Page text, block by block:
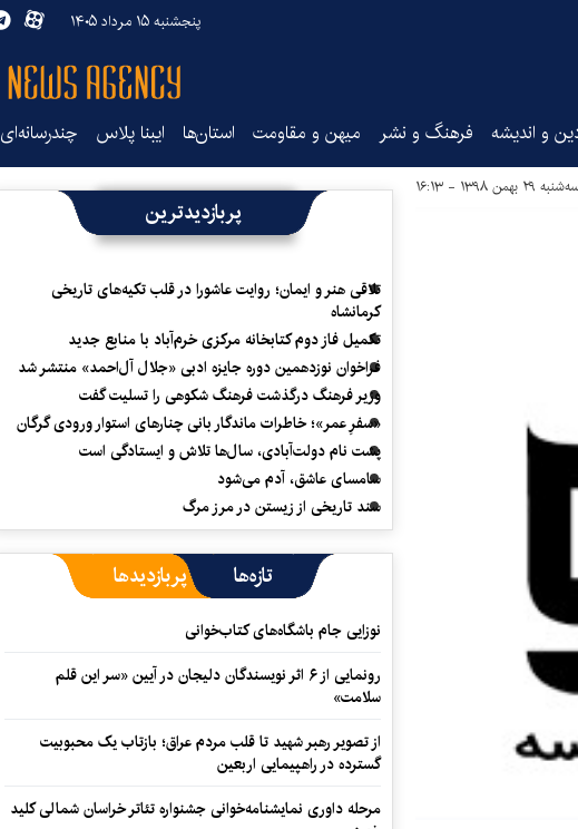
پنجشنبه ۱۵ مرداد ۱۴۰۵
و اندیشه فرهنگ و نشر میهن و مقاومت استان‌ها ایبنا پلاس چندرسانه‌ای
۲۹ بهمن ۱۳۹۸ - ۱۶:۱۳
پربازدیدترین
تلاقی هنر و ایمان؛ روایت عاشورا در قلب تکیه‌های تاریخی
کرمانشاه
تکمیل فاز دوم کتابخانه مرکزی خرم‌آباد با منابع جدید
فراخوان نوزدهمین دوره جایزه ادبی «جلال آل‌احمد» منتشر شد
وزیر فرهنگ درگذشت فرهنگ شکوهی را تسلیت گفت
«سفرِ عمر»؛ خاطرات ماندگار بانی چنارهای استوار ورودی گرگان
پشت نام دولت‌آبادی، سال‌ها تلاش و ایستادگی است
سامسای عاشق، آدم می‌شود
سند تاریخی از زیستن در مرز مرگ
تازه‌ها پربازدیدها
نوزایی جام باشگاه‌های کتاب‌خوانی
رونمایی از ۶ اثر نویسندگان دلیجان در آیین «سر این قلم
سلامت»
از تصویر رهبر شهید تا قلب مردم عراق؛ بازتاب یک محبوبیت
گسترده در راهپیمایی اربعین
مرحله داوری نمایشنامه‌خوانی جشنواره تئاتر خراسان شمالی کلید